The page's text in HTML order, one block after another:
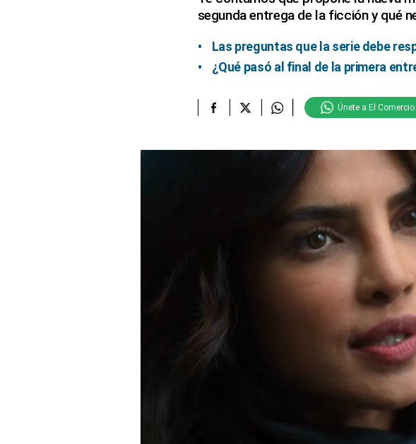
segunda entrega de la ficción y qué
Las preguntas que la serie debe
¿Qué pasó al final de la primera
Únete a El Comercio